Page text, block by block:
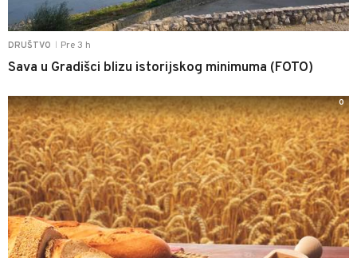
DRUŠTVO Pre 3 h
Sava u Gradišci blizu istorijskog minimuma (FOTO)
0